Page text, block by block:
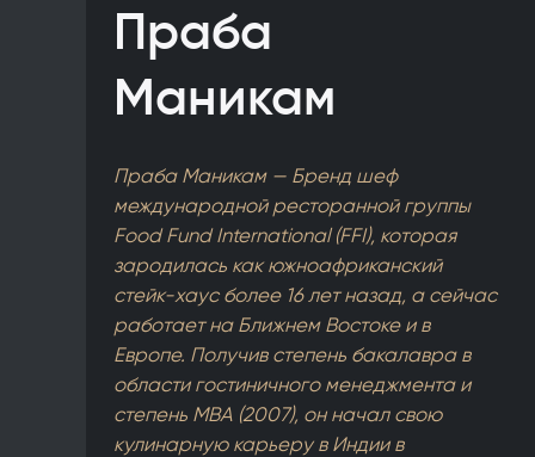
Праба
Маникам
Праба Маникам — Бренд шеф
международной ресторанной группы
Food Fund International (FFI), которая
зародилась как южноафриканский
стейк-хаус более 16 лет назад, а сейчас
работает на Ближнем Востоке и в
Европе. Получив степень бакалавра в
области гостиничного менеджмента и
степень MBA (2007), он начал свою
кулинарную карьеру в Индии в